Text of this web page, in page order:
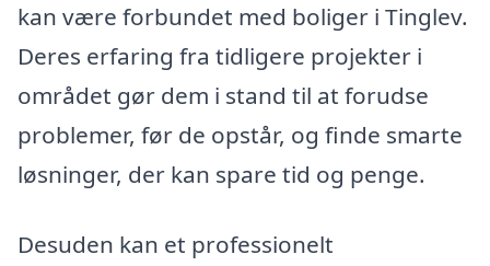
kan være forbundet med boliger i Tinglev.
Deres erfaring fra tidligere projekter i
området gør dem i stand til at forudse
problemer, før de opstår, og finde smarte
løsninger, der kan spare tid og penge.
Desuden kan et professionelt